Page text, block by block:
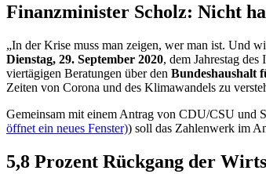
Finanzminister Scholz: Nicht
„In der Krise muss man zeigen, wer man ist. Und
Dienstag, 29. September 2020, dem Jahrestag
viertägigen Beratungen über den Bundeshaushalt
Zeiten von Corona und des Klimawandels zu
Gemeinsam mit einem Antrag von CDU/CSU und
öffnet ein neues Fenster)) soll das Zahlenwerk im
5,8 Prozent Rückgang der